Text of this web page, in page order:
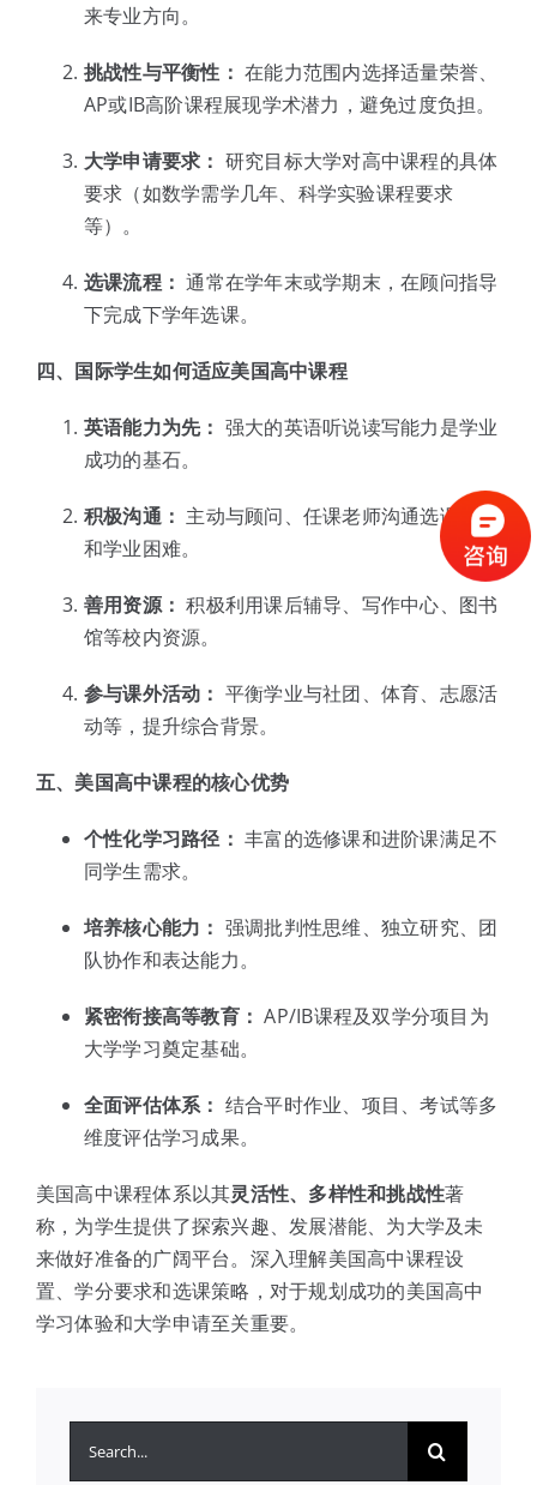
来专业方向。
挑战性与平衡性： 在能力范围内选择适量荣誉、
AP或IB高阶课程展现学术潜力，避免过度负担。
大学申请要求： 研究目标大学对高中课程的具体
要求（如数学需学几年、科学实验课程要求
等）。
选课流程： 通常在学年末或学期末，在顾问指导
下完成下学年选课。
四、国际学生如何适应美国高中课程
英语能力为先： 强大的英语听说读写能力是学业
成功的基石。
积极沟通： 主动与顾问、任课老师沟通选课疑问
和学业困难。
善用资源： 积极利用课后辅导、写作中心、图书
馆等校内资源。
参与课外活动： 平衡学业与社团、体育、志愿活
动等，提升综合背景。
五、美国高中课程的核心优势
个性化学习路径： 丰富的选修课和进阶课满足不
同学生需求。
培养核心能力： 强调批判性思维、独立研究、团
队协作和表达能力。
紧密衔接高等教育： AP/IB课程及双学分项目为
大学学习奠定基础。
全面评估体系： 结合平时作业、项目、考试等多
维度评估学习成果。
美国高中课程体系以其灵活性、多样性和挑战性著
称，为学生提供了探索兴趣、发展潜能、为大学及未
来做好准备的广阔平台。深入理解美国高中课程设
置、学分要求和选课策略，对于规划成功的美国高中
学习体验和大学申请至关重要。